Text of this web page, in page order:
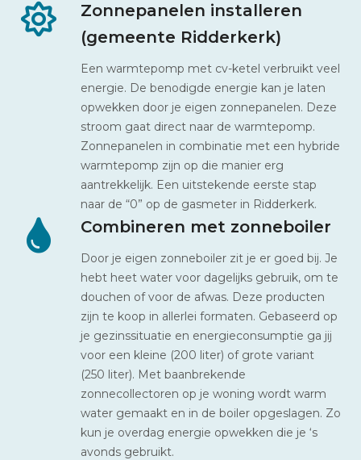
Zonnepanelen installeren
(gemeente Ridderkerk)
Een warmtepomp met cv-ketel verbruikt veel
energie. De benodigde energie kan je laten
opwekken door je eigen zonnepanelen. Deze
stroom gaat direct naar de warmtepomp.
Zonnepanelen in combinatie met een hybride
warmtepomp zijn op die manier erg
aantrekkelijk. Een uitstekende eerste stap
naar de “0” op de gasmeter in Ridderkerk.
Combineren met zonneboiler
Door je eigen zonneboiler zit je er goed bij. Je
hebt heet water voor dagelijks gebruik, om te
douchen of voor de afwas. Deze producten
zijn te koop in allerlei formaten. Gebaseerd op
je gezinssituatie en energieconsumptie ga jij
voor een kleine (200 liter) of grote variant
(250 liter). Met baanbrekende
zonnecollectoren op je woning wordt warm
water gemaakt en in de boiler opgeslagen. Zo
kun je overdag energie opwekken die je ‘s
avonds gebruikt.